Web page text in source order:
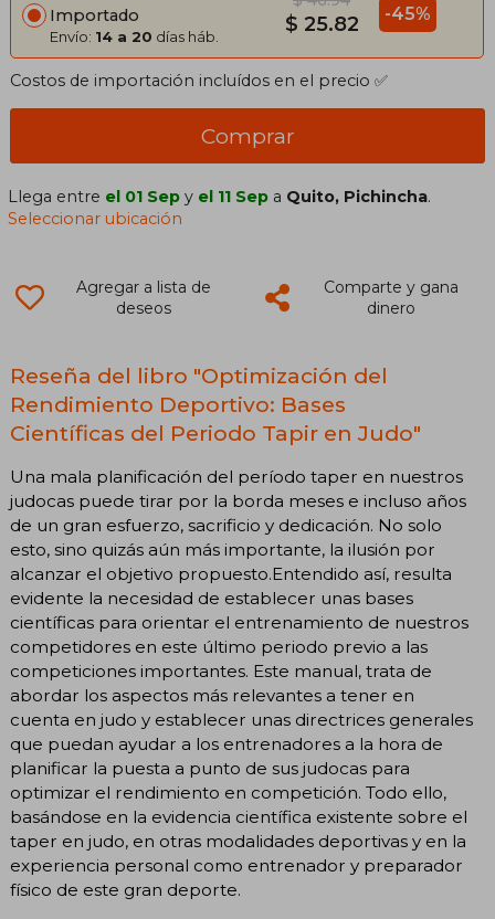
Importado
Envío: 14 a 20 días háb. $ 25.82 -45%
Costos de importación incluídos en el precio ✅
Comprar
Llega entre el 01 Sep y el 11 Sep a Quito, Pichincha.
Seleccionar ubicación
Agregar a lista de
deseos
Comparte y gana
dinero
Reseña del libro "Optimización del
Rendimiento Deportivo: Bases
Científicas del Periodo Tapir en Judo"
Una mala planificación del período taper en nuestros
judocas puede tirar por la borda meses e incluso años
de un gran esfuerzo, sacrificio y dedicación. No solo
esto, sino quizás aún más importante, la ilusión por
alcanzar el objetivo propuesto.Entendido así, resulta
evidente la necesidad de establecer unas bases
científicas para orientar el entrenamiento de nuestros
competidores en este último periodo previo a las
competiciones importantes. Este manual, trata de
abordar los aspectos más relevantes a tener en
cuenta en judo y establecer unas directrices generales
que puedan ayudar a los entrenadores a la hora de
planificar la puesta a punto de sus judocas para
optimizar el rendimiento en competición. Todo ello,
basándose en la evidencia científica existente sobre el
taper en judo, en otras modalidades deportivas y en la
experiencia personal como entrenador y preparador
físico de este gran deporte.